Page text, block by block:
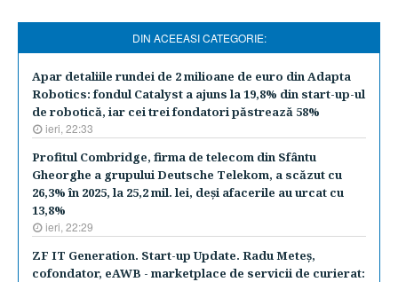
DIN ACEEASI CATEGORIE:
Apar detaliile rundei de 2 milioane de euro din Adapta
Robotics: fondul Catalyst a ajuns la 19,8% din start-up-ul
de robotică, iar cei trei fondatori păstrează 58%
ieri, 22:33
Profitul Combridge, firma de telecom din Sfântu
Gheorghe a grupului Deutsche Telekom, a scăzut cu
26,3% în 2025, la 25,2 mil. lei, deşi afacerile au urcat cu
13,8%
ieri, 22:29
ZF IT Generation. Start-up Update. Radu Meteş,
cofondator, eAWB - marketplace de servicii de curierat: